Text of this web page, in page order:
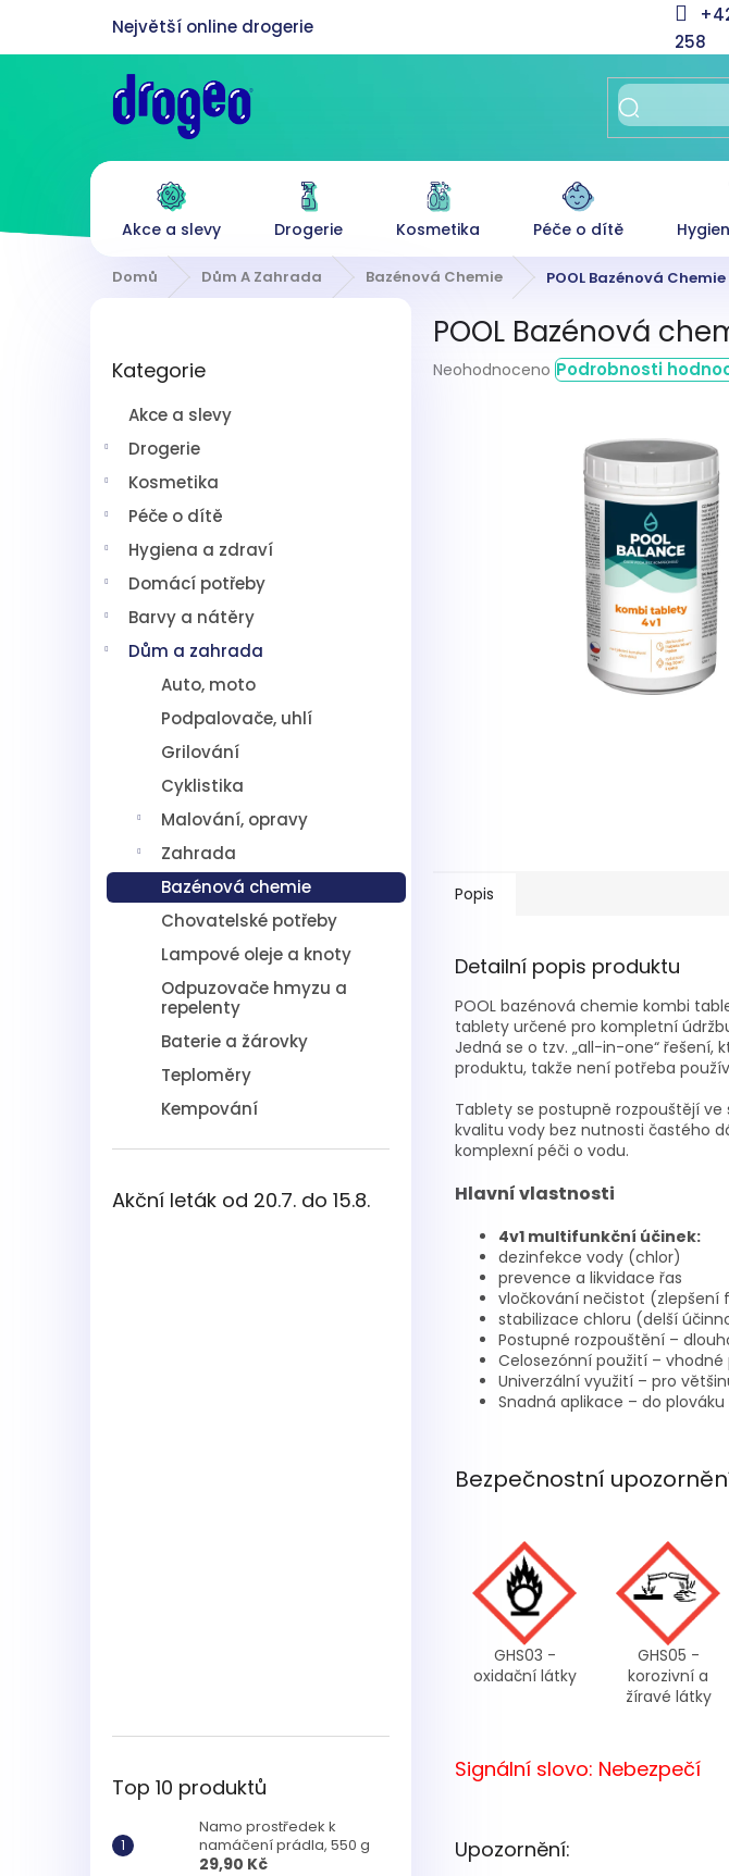
obsah
258
Akce a slevy Drogerie Kosmetika Péče o dítě
Domů Dům A Zahrada Bazénová Chemie POOL Bazénová
kategorie
Kategorie
Akce a slevy
Drogerie
Kosmetika
Péče o dítě
Hygiena a zdraví
Domácí potřeby
Barvy a nátěry
Dům a zahrada
Auto, moto
Podpalovače, uhlí
Grilování
Cyklistika
Malování, opravy
Zahrada
Bazénová chemie
Chovatelské potřeby
Lampové oleje a knoty
Odpuzovače hmyzu a
repelenty
Baterie a žárovky
Teploměry
Kempování
Akční leták od 20.7. do 15.8.
Top 10 produktů
Namo prostředek k
namáčení prádla, 550 g
29,90 Kč
POOL Bazénová
Průměrné
Neohodnoceno Podrobnosti
Popis
Detailní popis produktu
POOL bazénová chemie kombi
tablety určené pro kompletní
Jedná se o tzv. „all-in-one“ řešení,
produktu, takže není potřeba
Tablety se postupně rozpouštějí
kvalitu vody bez nutnosti častého
komplexní péči o vodu.
Hlavní vlastnosti
4v1 multifunkční účinek:
dezinfekce vody (chlor)
prevence a likvidace řas
vločkování nečistot (zlepšení
stabilizace chloru (delší
Postupné rozpouštění –
Celosezónní použití –
Univerzální využití – pro
Snadná aplikace – do
Bezpečnostní
GHS03 -
oxidační látky
GHS05 -
korozivní a
žíravé látky
Signální slovo: Nebezpečí
Upozornění: